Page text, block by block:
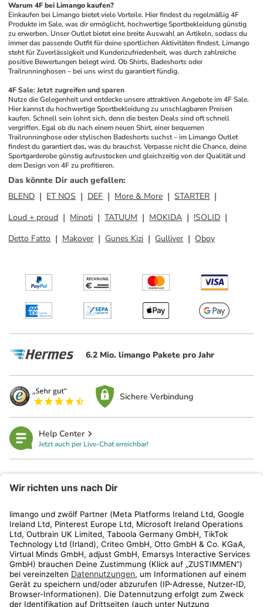
Warum 4F bei Limango kaufen?
Einkaufen bei Limango bietet viele Vorteile. Hier findest du regelmäßig 4F
Produkte im Sale, was dir ermöglicht, hochwertige Sportbekleidung günstig
zu erwerben. Unser Outlet bietet eine breite Auswahl an Artikeln, sodass du
immer das passende Outfit für deine sportlichen Aktivitäten findest. Limango
steht für Zuverlässigkeit und Kundenzufriedenheit, was durch zahlreiche
positive Bewertungen belegt wird. Ob Shirts, Badeshorts oder
Trailrunninghosen – bei uns wirst du garantiert fündig.
4F Sale: Jetzt zugreifen und sparen
Nutze die Gelegenheit und entdecke unsere attraktiven Angebote im 4F Sale.
Hier kannst du hochwertige Sportbekleidung zu unschlagbaren Preisen
kaufen. Schnell sein lohnt sich, denn die besten Deals sind oft schnell
vergriffen. Egal ob du nach einem neuen Shirt, einer bequemen
Trailrunninghose oder stylischen Badeshorts suchst – im Limango Outlet
findest du garantiert das, was du brauchst. Verpasse nicht die Chance, deine
Sportgarderobe günstig aufzustocken und gleichzeitig von der Qualität und
dem Design von 4F zu profitieren.
Das könnte Dir auch gefallen:
BLEND
ET NOS DEF More & More
STARTER
Loud + proud
Minoti TATUUM MOKIDA
!SOLID
Detto Fatto
Makover Gunes Kizi Gulliver Oboy
6.2 Mio. limango Pakete pro Jahr
Sichere Verbindung
Help Center
Jetzt auch per Live-Chat erreichbar!
Kundenservice
Shop
Aktionen